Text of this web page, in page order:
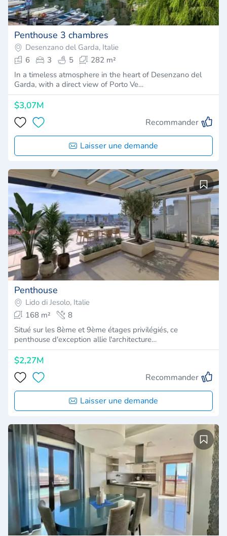
Penthouse 3 chambres
Desenzano del Garda, Italie
6
3 5
282 m²
In a timeless atmosphere in the heart of Desenzano del
Garda, with a direct view of Porto Ve…
$3,07M
Recommander
Laisser une demande
Penthouse
Lido di Jesolo, Italie
168 m²
8
Situé sur les 8ème et 9ème étages privilégiés, ce
penthouse d'exception allie l'architecture…
$2,27M
Recommander
Laisser une demande